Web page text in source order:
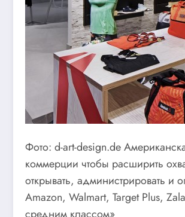
Фото: d-art-design.de
коммерции чтобы расширить
открывать, администрировать
Amazon, Walmart, Target Plus,